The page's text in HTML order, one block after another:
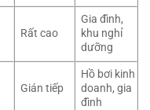
Rất cao
Gia đình,
khu nghỉ
dưỡng
Gián tiếp
Hồ bơi kinh
doanh, gia
đình